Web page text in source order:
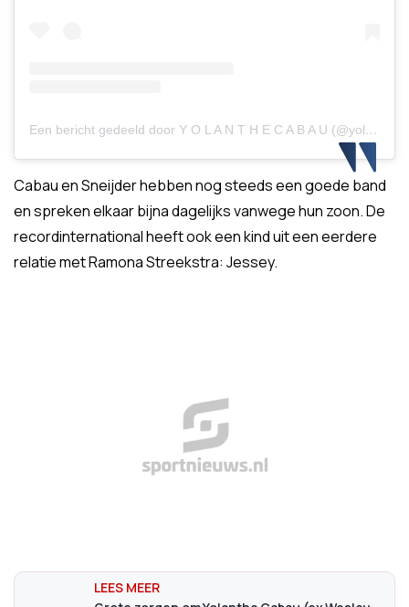
Een bericht gedeeld door Y O L A N T H E C A B A U (@yolanthecabau)
Cabau en Sneijder hebben nog steeds een goede band
en spreken elkaar bijna dagelijks vanwege hun zoon. De
recordinternational heeft ook een kind uit een eerdere
relatie met Ramona Streekstra: Jessey.